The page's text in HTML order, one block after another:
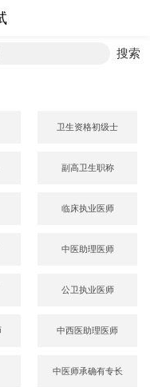
搜索
卫生资格初级士
副高卫生职称
临床执业医师
中医助理医师
公卫执业医师
中西医助理医师
中医师承确有专长